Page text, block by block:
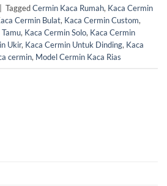
TaggedCermin Kaca Rumah, Kaca Cermin
Cermin Bulat, Kaca Cermin Custom,
, Kaca Cermin Solo, Kaca Cermin
Ukir, Kaca Cermin Untuk Dinding, Kaca
cermin, Model Cermin Kaca Rias